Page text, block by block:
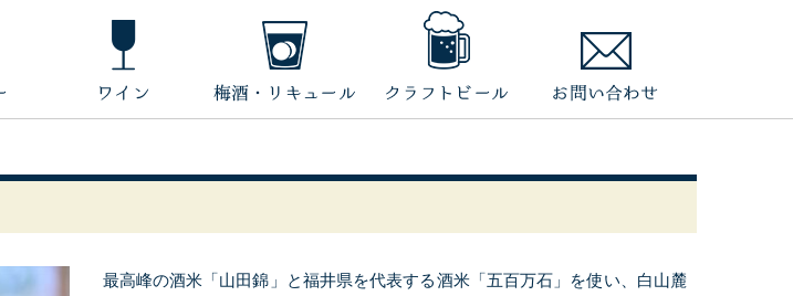
最高峰の酒米「山田錦」と福井県を代表する酒米「五百万石」を使い、白山麓